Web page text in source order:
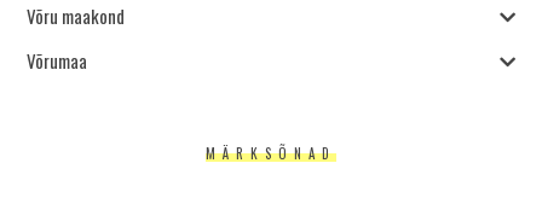
Võru maakond
Võrumaa
MÄRKSÕNAD